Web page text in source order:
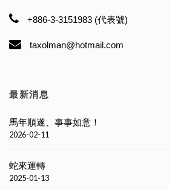
+886-3-3151983 (代表號)
taxolman@hotmail.com
最新消息
馬年順遂、事事如意！
2026-02-11
蛇來運轉
2025-01-13